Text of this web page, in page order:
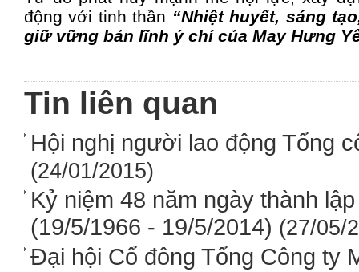
động với tinh thần “Nhiệt huyết, sáng
giữ vững bản lĩnh ý chí của May Hưng
Tin liên quan
Hội nghị người lao động Tổng
(24/01/2015)
Kỷ niệm 48 năm ngày thành
(19/5/1966 - 19/5/2014) (27/05/
Đại hội Cổ đông Tổng Công ty